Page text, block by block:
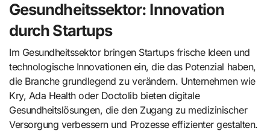
Gesundheitssektor: Innovation
durch Startups
Im Gesundheitssektor bringen Startups frische Ideen und
technologische Innovationen ein, die das Potenzial haben,
die Branche grundlegend zu verändern. Unternehmen wie
Kry, Ada Health oder Doctolib bieten digitale
Gesundheitslösungen, die den Zugang zu medizinischer
Versorgung verbessern und Prozesse effizienter gestalten.